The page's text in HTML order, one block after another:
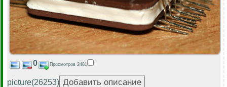
0 Просмотров 2481
picture(26253)